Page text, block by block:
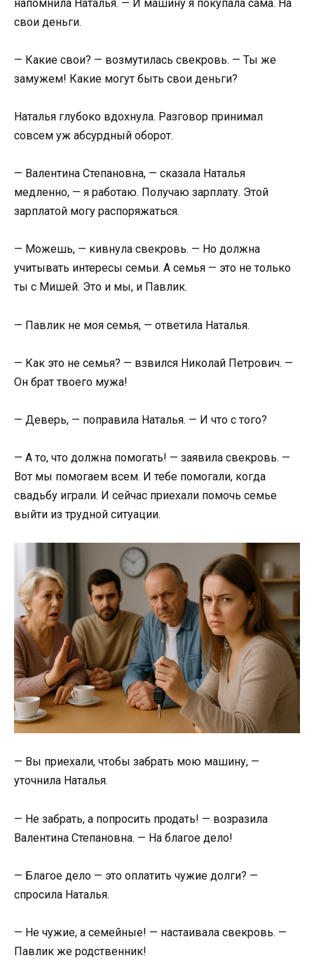
напомнила Наталья. — И машину я покупала сама. На
свои деньги.
— Какие свои? — возмутилась свекровь. — Ты же
замужем! Какие могут быть свои деньги?
Наталья глубоко вдохнула. Разговор принимал
совсем уж абсурдный оборот.
— Валентина Степановна, — сказала Наталья
медленно, — я работаю. Получаю зарплату. Этой
зарплатой могу распоряжаться.
— Можешь, — кивнула свекровь. — Но должна
учитывать интересы семьи. А семья — это не только
ты с Мишей. Это и мы, и Павлик.
— Павлик не моя семья, — ответила Наталья.
— Как это не семья? — взвился Николай Петрович. —
Он брат твоего мужа!
— Деверь, — поправила Наталья. — И что с того?
— А то, что должна помогать! — заявила свекровь. —
Вот мы помогаем всем. И тебе помогали, когда
свадьбу играли. И сейчас приехали помочь семье
выйти из трудной ситуации.
— Вы приехали, чтобы забрать мою машину, —
уточнила Наталья.
— Не забрать, а попросить продать! — возразила
Валентина Степановна. — На благое дело!
— Благое дело — это оплатить чужие долги? —
спросила Наталья.
— Не чужие, а семейные! — настаивала свекровь. —
Павлик же родственник!